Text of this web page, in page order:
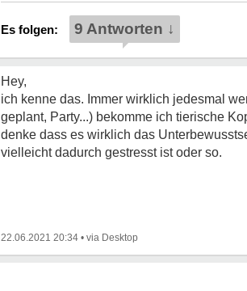
9 Antworten ↓
Hey,
ich kenne das. Immer wirklich jedesmal
geplant, Party...) bekomme ich tierische
denke dass es wirklich das
vielleicht dadurch gestresst ist oder so.
22.06.2021 20:34 •